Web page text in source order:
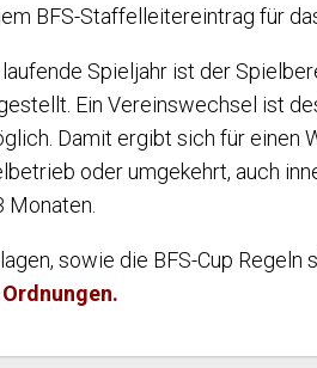
BFS-Staffelleitereintrag für
Spieljahr ist der
Ein Vereinswechsel ist
Damit ergibt sich für einen
oder umgekehrt, auch
sowie die BFS-Cup Regeln
Ordnungen.